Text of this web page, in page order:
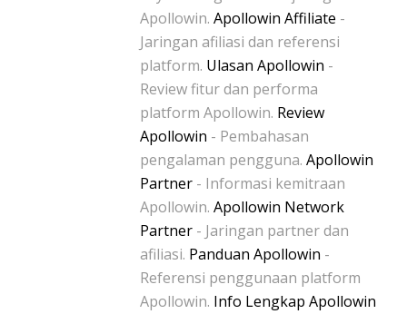
Apollowin. Apollowin Affiliate -
Jaringan afiliasi dan referensi
platform. Ulasan Apollowin -
Review fitur dan performa
platform Apollowin. Review
Apollowin - Pembahasan
pengalaman pengguna. Apollowin
Partner - Informasi kemitraan
Apollowin. Apollowin Network
Partner - Jaringan partner dan
afiliasi. Panduan Apollowin -
Referensi penggunaan platform
Apollowin. Info Lengkap Apollowin